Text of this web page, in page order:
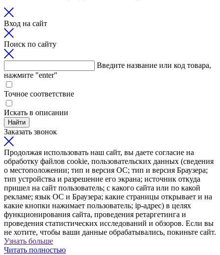
Вход на сайт
Поиск по сайту
Введите название или код товара,
нажмите "enter"
Точное соответствие
Искать в описании
Найти
Заказать звонок
Продолжая использовать наш сайт, вы даете согласие на
обработку файлов cookie, пользовательских данных (сведения
о местоположении; тип и версия ОС; тип и версия Браузера;
тип устройства и разрешение его экрана; источник откуда
пришел на сайт пользователь; с какого сайта или по какой
рекламе; язык ОС и Браузера; какие страницы открывает и на
какие кнопки нажимает пользователь; ip-адрес) в целях
функционирования сайта, проведения ретаргетинга и
проведения статистических исследований и обзоров. Если вы
не хотите, чтобы ваши данные обрабатывались, покиньте сайт.
Узнать больше
Читать полностью